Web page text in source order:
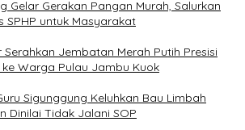
Gelar Gerakan Pangan Murah, Salurkan
SPHP untuk Masyarakat
Serahkan Jembatan Merah Putih Presisi
ke Warga Pulau Jambu Kuok
Sigunggung Keluhkan Bau Limbah
Dinilai Tidak Jalani SOP